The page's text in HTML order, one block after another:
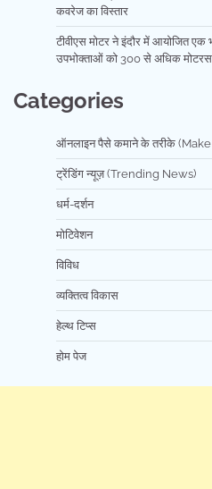
कवरेज का विस्तार
टीवीएस मोटर ने इंदौर में आयोजित एक
उपभोक्ताओं को 300 से अधिक
Categories
ऑनलाइन पैसे कमाने के तरीके
ट्रेंडिंग न्यूज़ (Trending News)
धर्म-दर्शन
मोटिवेशन
विविध
व्यक्तित्व विकास
हेल्थ टिप्स
होम पेज